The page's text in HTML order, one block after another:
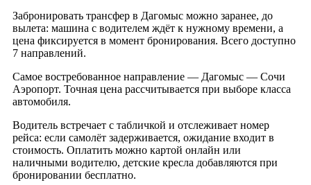
Забронировать трансфер в Дагомыс можно заранее, до
вылета: машина с водителем ждёт к нужному времени, а
цена фиксируется в момент бронирования. Всего доступно
7 направлений.
Самое востребованное направление — Дагомыс — Сочи
Аэропорт. Точная цена рассчитывается при выборе класса
автомобиля.
Водитель встречает с табличкой и отслеживает номер
рейса: если самолёт задерживается, ожидание входит в
стоимость. Оплатить можно картой онлайн или
наличными водителю, детские кресла добавляются при
бронировании бесплатно.